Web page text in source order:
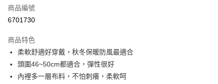
超商取貨付款
Apple Pay
ATM付款
商品編號
6701730
商品特色
柔軟舒適好穿戴，秋冬保暖防風最適合
頭圍46~50cm都適合，彈性很好
內裡多一層布料，不怕刺癢，柔軟呵